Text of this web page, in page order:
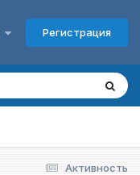
Регистрация
Активность